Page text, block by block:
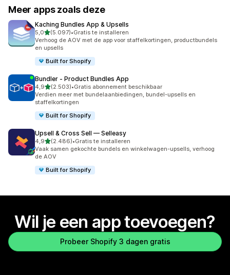
Meer apps zoals deze
Kaching Bundles App & Upsells
5,0van 5 sterren
(5.097)
5097 recensies in totaal
•Gratis te installeren
Verhoog de AOV met de app voor staffelkortingen, productbundels
en upsells
Built for Shopify
Bundler ‑ Product Bundles App
4,9van 5 sterren
(2.503)
2503 recensies in totaal
•Gratis abonnement beschikbaar
Verdien meer met bundelaanbiedingen, bundel-upsells en
staffelkortingen
Built for Shopify
Upsell & Cross Sell — Selleasy
4,9van 5 sterren
(2.486)
2486 recensies in totaal
•Gratis te installeren
Vaak samen gekochte bundels en winkelwagen-upsells, verhoog
de AOV
Built for Shopify
Wil je een app toevoegen?
Probeer Shopify 3 dagen gratis